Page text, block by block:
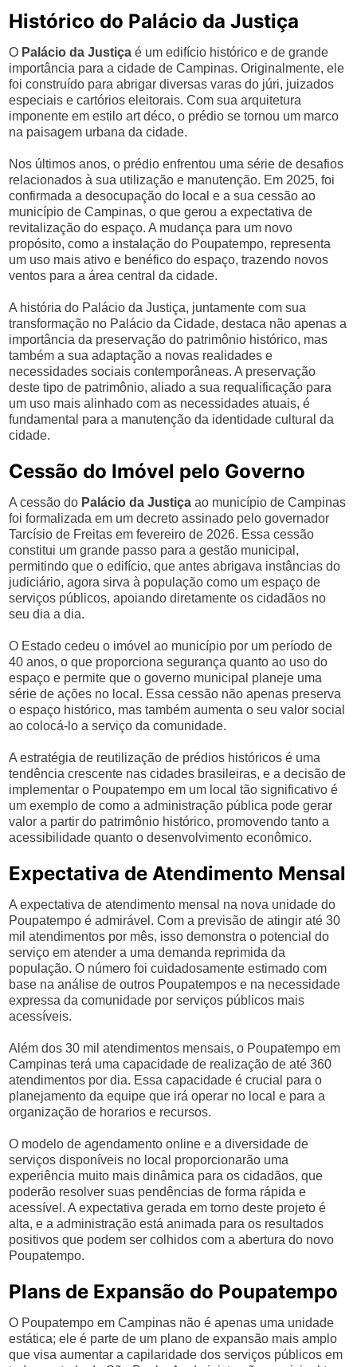
Histórico do Palácio da Justiça
O Palácio da Justiça é um edifício histórico e de grande
importância para a cidade de Campinas. Originalmente, ele
foi construído para abrigar diversas varas do júri, juizados
especiais e cartórios eleitorais. Com sua arquitetura
imponente em estilo art déco, o prédio se tornou um marco
na paisagem urbana da cidade.
Nos últimos anos, o prédio enfrentou uma série de desafios
relacionados à sua utilização e manutenção. Em 2025, foi
confirmada a desocupação do local e a sua cessão ao
município de Campinas, o que gerou a expectativa de
revitalização do espaço. A mudança para um novo
propósito, como a instalação do Poupatempo, representa
um uso mais ativo e benéfico do espaço, trazendo novos
ventos para a área central da cidade.
A história do Palácio da Justiça, juntamente com sua
transformação no Palácio da Cidade, destaca não apenas a
importância da preservação do patrimônio histórico, mas
também a sua adaptação a novas realidades e
necessidades sociais contemporâneas. A preservação
deste tipo de patrimônio, aliado a sua requalificação para
um uso mais alinhado com as necessidades atuais, é
fundamental para a manutenção da identidade cultural da
cidade.
Cessão do Imóvel pelo Governo
A cessão do Palácio da Justiça ao município de Campinas
foi formalizada em um decreto assinado pelo governador
Tarcísio de Freitas em fevereiro de 2026. Essa cessão
constitui um grande passo para a gestão municipal,
permitindo que o edifício, que antes abrigava instâncias do
judiciário, agora sirva à população como um espaço de
serviços públicos, apoiando diretamente os cidadãos no
seu dia a dia.
O Estado cedeu o imóvel ao município por um período de
40 anos, o que proporciona segurança quanto ao uso do
espaço e permite que o governo municipal planeje uma
série de ações no local. Essa cessão não apenas preserva
o espaço histórico, mas também aumenta o seu valor social
ao colocá-lo a serviço da comunidade.
A estratégia de reutilização de prédios históricos é uma
tendência crescente nas cidades brasileiras, e a decisão de
implementar o Poupatempo em um local tão significativo é
um exemplo de como a administração pública pode gerar
valor a partir do patrimônio histórico, promovendo tanto a
acessibilidade quanto o desenvolvimento econômico.
Expectativa de Atendimento Mensal
A expectativa de atendimento mensal na nova unidade do
Poupatempo é admirável. Com a previsão de atingir até 30
mil atendimentos por mês, isso demonstra o potencial do
serviço em atender a uma demanda reprimida da
população. O número foi cuidadosamente estimado com
base na análise de outros Poupatempos e na necessidade
expressa da comunidade por serviços públicos mais
acessíveis.
Além dos 30 mil atendimentos mensais, o Poupatempo em
Campinas terá uma capacidade de realização de até 360
atendimentos por dia. Essa capacidade é crucial para o
planejamento da equipe que irá operar no local e para a
organização de horarios e recursos.
O modelo de agendamento online e a diversidade de
serviços disponíveis no local proporcionarão uma
experiência muito mais dinâmica para os cidadãos, que
poderão resolver suas pendências de forma rápida e
acessível. A expectativa gerada em torno deste projeto é
alta, e a administração está animada para os resultados
positivos que podem ser colhidos com a abertura do novo
Poupatempo.
Plans de Expansão do Poupatempo
O Poupatempo em Campinas não é apenas uma unidade
estática; ele é parte de um plano de expansão mais amplo
que visa aumentar a capilaridade dos serviços públicos em